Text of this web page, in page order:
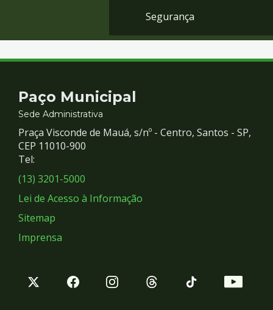
Segurança
Contato
e
Redes
Sociais
Paço Municipal
Sede Administrativa
Praça Visconde de Mauá, s/nº - Centro, Santos - SP,
CEP 11010-900
Tel:
(13) 3201-5000
Lei de Acesso à Informação
Sitemap
Imprensa